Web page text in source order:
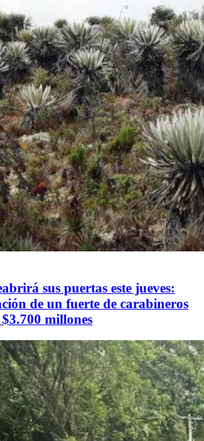
sus puertas este jueves:
de un fuerte de carabineros
millones